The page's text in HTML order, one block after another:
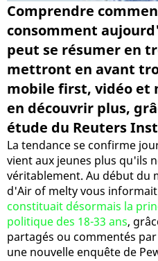
Comprendre
consomment
peut se résumer en
mettront en avant
mobile first, vidéo et
en découvrir plus,
étude du Reuters
La tendance se confirme
vient aux jeunes plus qu'ils
véritablement. Au début du
d'Air of melty vous
constituait désormais la
politique des 18-33 ans,
partagés ou commentés
une nouvelle enquête de